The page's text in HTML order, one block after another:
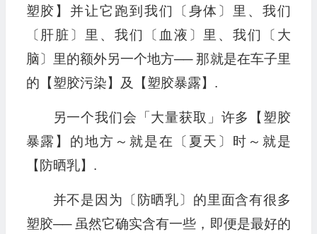
塑胶】并让它跑到我们〔身体〕里、我们
〔肝脏〕里、我们〔血液〕里、我们〔大
脑〕里的额外另一个地方── 那就是在车子里
的【塑胶污染】及【塑胶暴露】.
另一个我们会「大量获取」许多【塑胶
暴露】的地方～就是在〔夏天〕时～就是
【防晒乳】.
并不是因为〔防晒乳〕的里面含有很多
塑胶── 虽然它确实含有一些，即便是最好的